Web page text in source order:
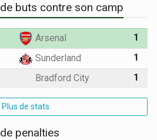
buts contre son camp
Arsenal
1
Sunderland
1
Bradford City 1
Plus de stats
penalties